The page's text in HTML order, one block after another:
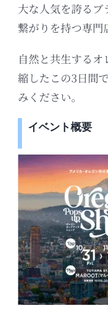
大な人気を誇る
繋がりを持つ専門
自然と共生する
縮したこの3日間
みください。
イベント概要